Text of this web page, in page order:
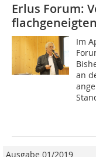
Erlus Forum:
Im
an
Ausgabe 01/2019